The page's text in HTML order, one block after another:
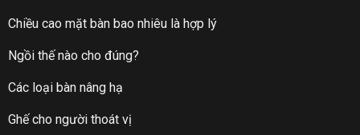
Chiều cao mặt bàn bao nhiêu là hợp lý
Ngồi thế nào cho đúng?
Các loại bàn nâng hạ
Ghế cho người thoát vị